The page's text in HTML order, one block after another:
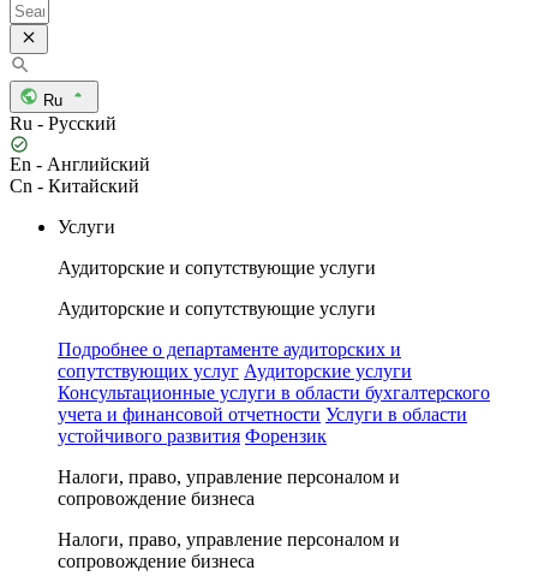
Ru
Ru - Русский
En - Английский
Cn - Китайский
Услуги
Аудиторские и сопутствующие услуги
Аудиторские и сопутствующие услуги
Подробнее о департаменте аудиторских и
сопутствующих услуг Аудиторские услуги
Консультационные услуги в области бухгалтерского
учета и финансовой отчетности Услуги в области
устойчивого развития Форензик
Налоги, право, управление персоналом и
сопровождение бизнеса
Налоги, право, управление персоналом и
сопровождение бизнеса